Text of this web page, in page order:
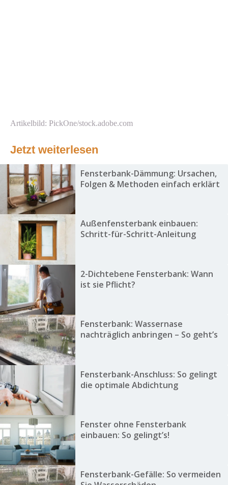
Artikelbild: PickOne/stock.adobe.com
Jetzt weiterlesen
Fensterbank-Dämmung: Ursachen,
Folgen & Methoden einfach erklärt
Außenfensterbank einbauen:
Schritt-für-Schritt-Anleitung
2-Dichtebene Fensterbank: Wann
ist sie Pflicht?
Fensterbank: Wassernase
nachträglich anbringen – So geht’s
Fensterbank-Anschluss: So gelingt
die optimale Abdichtung
Fenster ohne Fensterbank
einbauen: So gelingt’s!
Fensterbank-Gefälle: So vermeiden